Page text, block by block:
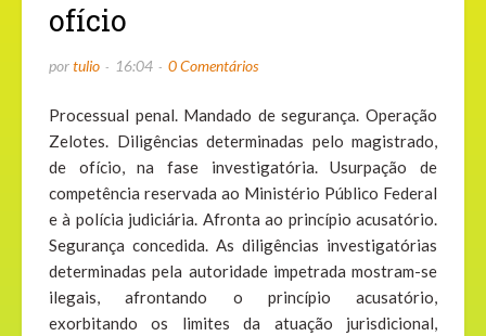
ofício
portulio 16:04 0 Comentários
Processual penal. Mandado de segurança. Operação
Zelotes. Diligências determinadas pelo magistrado,
de ofício, na fase investigatória. Usurpação de
competência reservada ao Ministério Público Federal
e à polícia judiciária. Afronta ao princípio acusatório.
Segurança concedida. As diligências investigatórias
determinadas pela autoridade impetrada mostram-se
ilegais, afrontando o princípio acusatório,
exorbitando os limites da atuação jurisdicional,